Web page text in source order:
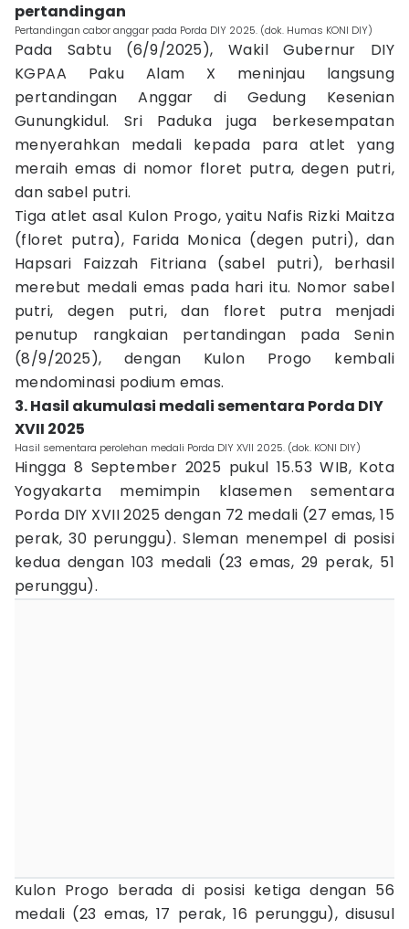
pertandingan
Pertandingan cabor anggar pada Porda DIY 2025. (dok. Humas KONI DIY)
Pada Sabtu (6/9/2025), Wakil Gubernur DIY
KGPAA Paku Alam X meninjau langsung
pertandingan Anggar di Gedung Kesenian
Gunungkidul. Sri Paduka juga berkesempatan
menyerahkan medali kepada para atlet yang
meraih emas di nomor floret putra, degen putri,
dan sabel putri.
Tiga atlet asal Kulon Progo, yaitu Nafis Rizki Maitza
(floret putra), Farida Monica (degen putri), dan
Hapsari Faizzah Fitriana (sabel putri), berhasil
merebut medali emas pada hari itu. Nomor sabel
putri, degen putri, dan floret putra menjadi
penutup rangkaian pertandingan pada Senin
(8/9/2025), dengan Kulon Progo kembali
mendominasi podium emas.
3. Hasil akumulasi medali sementara Porda DIY
XVII 2025
Hasil sementara perolehan medali Porda DIY XVII 2025. (dok. KONI DIY)
Hingga 8 September 2025 pukul 15.53 WIB, Kota
Yogyakarta memimpin klasemen sementara
Porda DIY XVII 2025 dengan 72 medali (27 emas, 15
perak, 30 perunggu). Sleman menempel di posisi
kedua dengan 103 medali (23 emas, 29 perak, 51
perunggu).
Kulon Progo berada di posisi ketiga dengan 56
medali (23 emas, 17 perak, 16 perunggu), disusul